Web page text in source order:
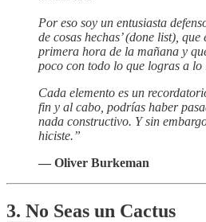
Por eso soy un entusiasta
de cosas hechas’ (done list),
primera hora de la mañana y
poco con todo lo que logras a lo
Cada elemento es un
fin y al cabo, podrías haber
nada constructivo. Y sin
hiciste.”
— Oliver Burkeman
3. No Seas un Cactus